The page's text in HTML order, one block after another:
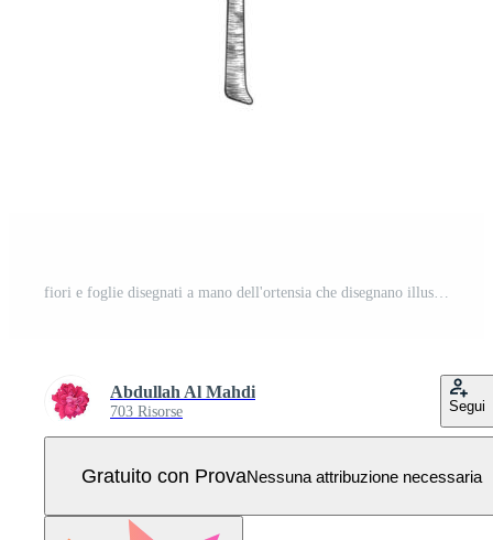
fiori e foglie disegnati a mano dell'ortensia che disegnano illustrazione isolata su fondo bianco. Vettore Pro
Abdullah Al Mahdi
703 Risorse Segui
Gratuito con ProvaNessuna attribuzione necessaria